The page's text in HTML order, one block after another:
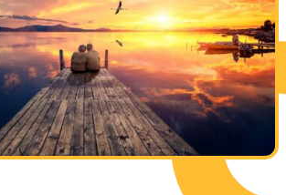
la destrucción del Templo